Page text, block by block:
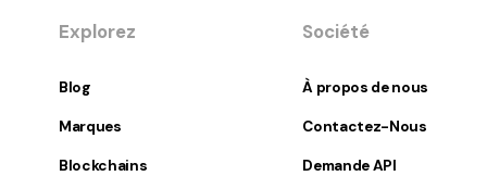
Explorez
Blog
Marques
Blockchains
Société
À propos de nous
Contactez-Nous
Demande API